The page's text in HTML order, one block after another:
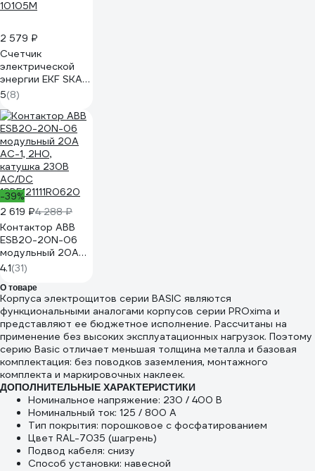
2 579 ₽
Счетчик
электрической
энергии EKF SKAT
101М/1 - 5 Ш Р M,
модульный
10105M
5(8)
-39%
2 619 ₽4 288 ₽
Контактор ABB
ESB20-20N-06
модульный 20А
АС-1, 2НО,
катушка 230В
AC/DC
1SBE121111R0620
4.1(31)
О товаре
Корпуса электрощитов серии BASIC являются
функциональными аналогами корпусов серии PROxima и
представляют ее бюджетное исполнение. Рассчитаны на
применение без высоких эксплуатационных нагрузок. Поэтому
серию Basic отличает меньшая толщина металла и базовая
комплектация: без поводков заземления, монтажного
комплекта и маркировочных наклеек.
ДОПОЛНИТЕЛЬНЫЕ ХАРАКТЕРИСТИКИ
Номинальное напряжение: 230 / 400 В
Номинальный ток: 125 / 800 А
Тип покрытия: порошковое с фосфатированием
Цвет RAL-7035 (шагрень)
Подвод кабеля: снизу
Способ установки: навесной